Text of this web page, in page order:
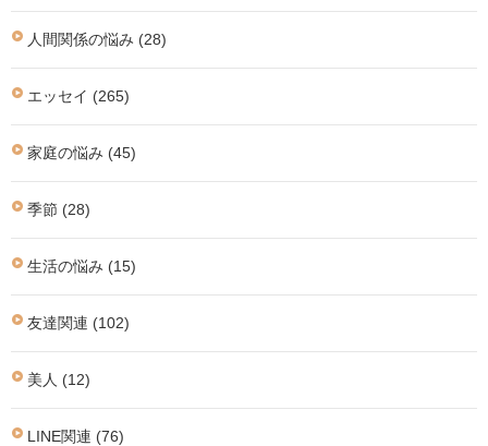
人間関係の悩み (28)
エッセイ (265)
家庭の悩み (45)
季節 (28)
生活の悩み (15)
友達関連 (102)
美人 (12)
LINE関連 (76)